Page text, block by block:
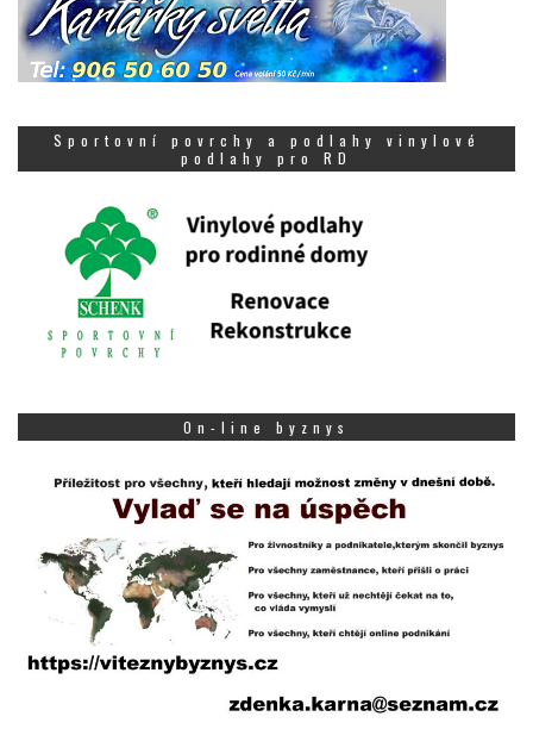
Sportovní povrchy a podlahy vinylové
podlahy pro RD
On-line byznys